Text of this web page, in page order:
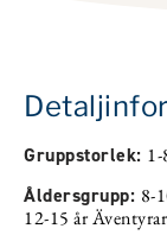
Gruppstorlek: 1-
Åldersgrupp: 8-
12-15 år